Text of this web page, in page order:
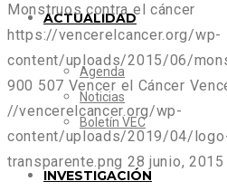
ACTUALIDAD
Agenda
Noticias
Boletín VEC
INVESTIGACIÓN
Monstruos contra el cáncer
https://vencerelcancer.org/wp-
content/uploads/2015/06/
900 507 Vencer el Cáncer
//vencerelcancer.org/wp-
content/uploads/2019/04/
transparente.png 28 junio, 2015